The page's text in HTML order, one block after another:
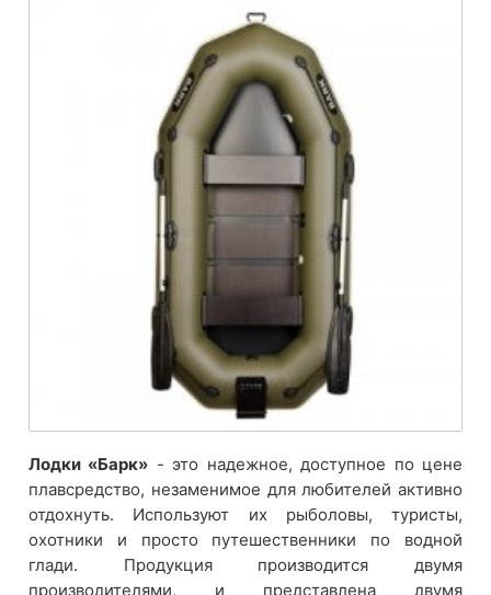
Лодки «Барк» - это надежное, доступное по цене
плавсредство, незаменимое для любителей активно
отдохнуть. Используют их рыболовы, туристы,
охотники и просто путешественники по водной
глади. Продукция производится двумя
производителями, и представлена двумя